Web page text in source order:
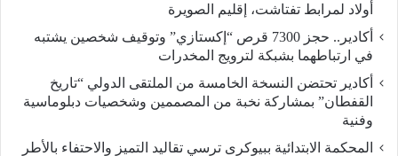
أولاد لمرابط تفتاشت، إقليم الصويرة
أكادير.. حجز 7300 قرص “إكستازي” وتوقيف شخصين يشتبه
في ارتباطهما بشبكة لترويج المخدرات
أكادير تحتضن النسخة الخامسة من الملتقى الدولي “تاريخ
القفطان” بمشاركة نخبة من المصممين وشخصيات دبلوماسية
وفنية
المحكمة الابتدائية ببيوكرى ترسي تقاليد التميز والاحتفاء بالأطر